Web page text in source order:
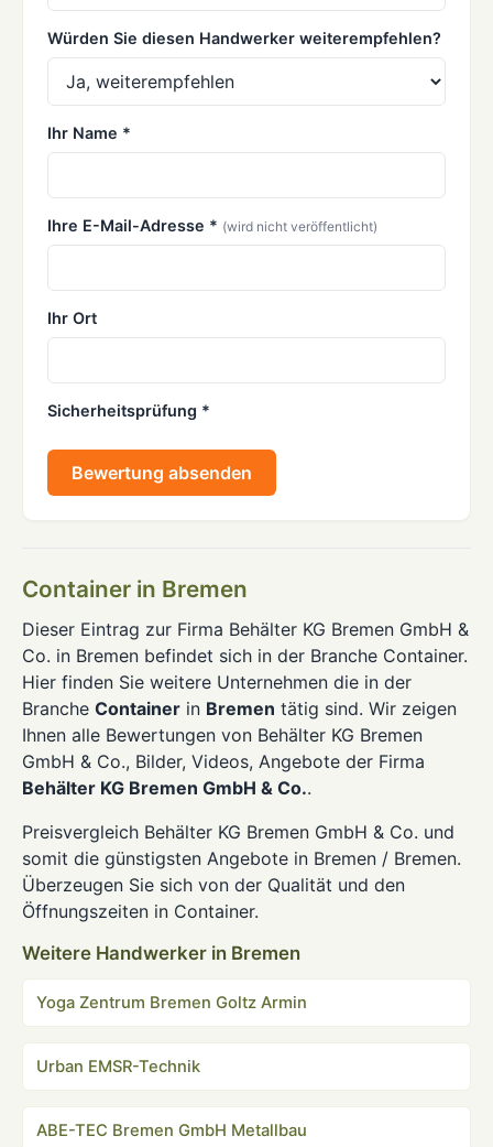
Würden Sie diesen Handwerker weiterempfehlen?
Ihr Name *
Ihre E-Mail-Adresse * (wird nicht veröffentlicht)
Ihr Ort
Sicherheitsprüfung *
Bewertung absenden
Container in Bremen
Dieser Eintrag zur Firma Behälter KG Bremen GmbH &
Co. in Bremen befindet sich in der Branche Container.
Hier finden Sie weitere Unternehmen die in der
Branche Container in Bremen tätig sind. Wir zeigen
Ihnen alle Bewertungen von Behälter KG Bremen
GmbH & Co., Bilder, Videos, Angebote der Firma
Behälter KG Bremen GmbH & Co..
Preisvergleich Behälter KG Bremen GmbH & Co. und
somit die günstigsten Angebote in Bremen / Bremen.
Überzeugen Sie sich von der Qualität und den
Öffnungszeiten in Container.
Weitere Handwerker in Bremen
Yoga Zentrum Bremen Goltz Armin
Urban EMSR-Technik
ABE-TEC Bremen GmbH Metallbau